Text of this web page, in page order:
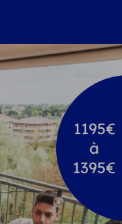
1195€
à
1395€